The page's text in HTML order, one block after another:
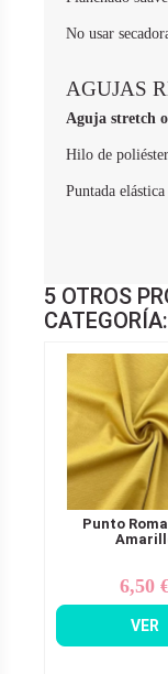
No usar
AGUJAS
Aguja stretch
Hilo de
Puntada
5 OTROS
CATEGORÍA:
Punto
6,50
VER